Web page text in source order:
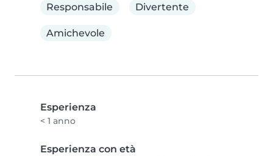
Responsabile
Divertente
Amichevole
Esperienza
< 1 anno
Esperienza con età